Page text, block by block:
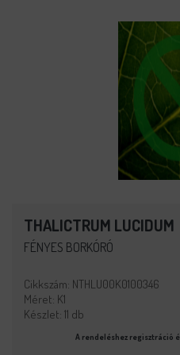
THALICTRUM LUCIDUM
FÉNYES BORKÓRÓ
Cikkszám: NTHLU00K0100346
Méret: K1
Készlet: 11 db
A rendeléshez regisztráció